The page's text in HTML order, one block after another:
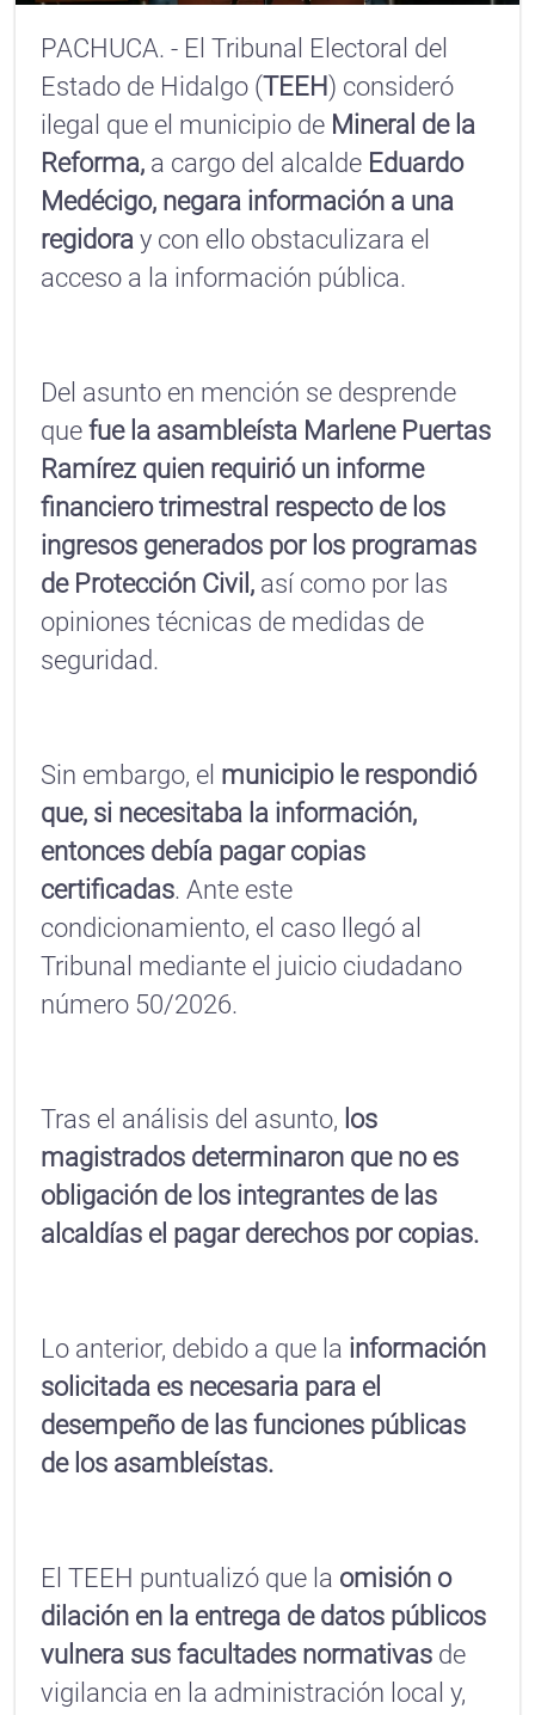
PACHUCA. - El Tribunal Electoral del
Estado de Hidalgo (TEEH) consideró
ilegal que el municipio de Mineral de la
Reforma, a cargo del alcalde Eduardo
Medécigo, negara información a una
regidora y con ello obstaculizara el
acceso a la información pública.
Del asunto en mención se desprende
quefue la asambleísta Marlene Puertas
Ramírez quien requirió un informe
financiero trimestral respecto de los
ingresos generados por los programas
de Protección Civil, así como por las
opiniones técnicas de medidas de
seguridad.
Sin embargo, el municipio le respondió
que, si necesitaba la información,
entonces debía pagar copias
certificadas. Ante este
condicionamiento, el caso llegó al
Tribunal mediante el juicio ciudadano
número 50/2026.
Tras el análisis del asunto, los
magistrados determinaron que no es
obligación de los integrantes de las
alcaldías el pagar derechos por copias.
Lo anterior, debido a que la información
solicitada es necesaria para el
desempeño de las funciones públicas
de los asambleístas.
El TEEH puntualizó que la omisión o
dilación en la entrega de datos públicos
vulnera sus facultades normativas de
vigilancia en la administración local y,